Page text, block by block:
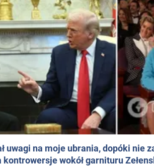
uwagi na moje ubrania, dopóki nie
wokół garnituru